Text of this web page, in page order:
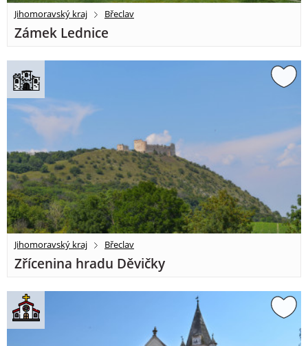
Jihomoravský kraj Břeclav
Zámek Lednice
Jihomoravský kraj Břeclav
Zřícenina hradu Děvičky